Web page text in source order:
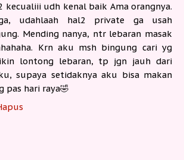
kecualiii udh kenal baik Ama orangnya.
udahlaah hal2 private ga usah
Mending nanya, ntr lebaran masak
Krn aku msh bingung cari yg
lontong lebaran, tp jgn jauh dari
supaya setidaknya aku bisa makan
pas hari raya🤣